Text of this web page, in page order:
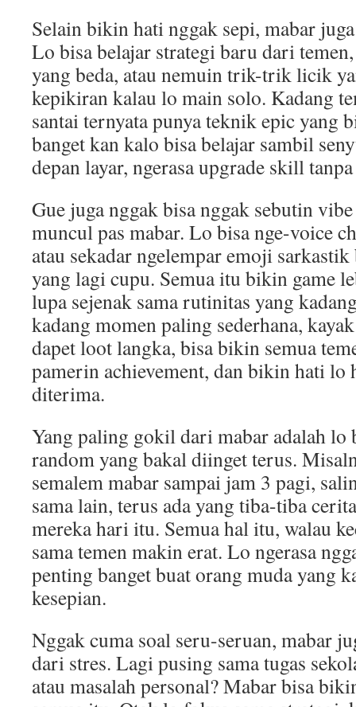
Selain bikin hati nggak sepi, mabar
Lo bisa belajar strategi baru dari
yang beda, atau nemuin trik-trik licik
kepikiran kalau lo main solo. Kadang
santai ternyata punya teknik epic yang
banget kan kalo bisa belajar sambil
depan layar, ngerasa upgrade skill
Gue juga nggak bisa nggak sebutin
muncul pas mabar. Lo bisa nge-voice
atau sekadar ngelempar emoji
yang lagi cupu. Semua itu bikin game
lupa sejenak sama rutinitas yang
kadang momen paling sederhana,
dapet loot langka, bisa bikin semua
pamerin achievement, dan bikin hati lo
diterima.
Yang paling gokil dari mabar adalah lo
random yang bakal diinget terus.
semalem mabar sampai jam 3 pagi,
sama lain, terus ada yang tiba-tiba
mereka hari itu. Semua hal itu, walau
sama temen makin erat. Lo ngerasa
penting banget buat orang muda yang
kesepian.
Nggak cuma soal seru-seruan, mabar
dari stres. Lagi pusing sama tugas
atau masalah personal? Mabar bisa